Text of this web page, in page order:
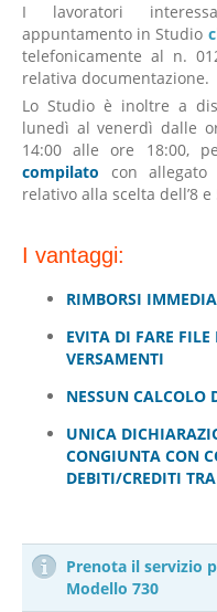
I lavoratori
appuntamento in Studio
telefonicamente al n.
relativa documentazione.
Lo Studio è inoltre a
lunedì al venerdì dalle
14:00 alle ore 18:00,
compilato con
relativo alla scelta dell’8
I vantaggi:
RIMBORSI
EVITA DI FARE
VERSAMENTI
NESSUN CALCOLO
UNICA
CONGIUNTA CON
DEBITI/CREDITI
Prenota il servizio
Modello 730